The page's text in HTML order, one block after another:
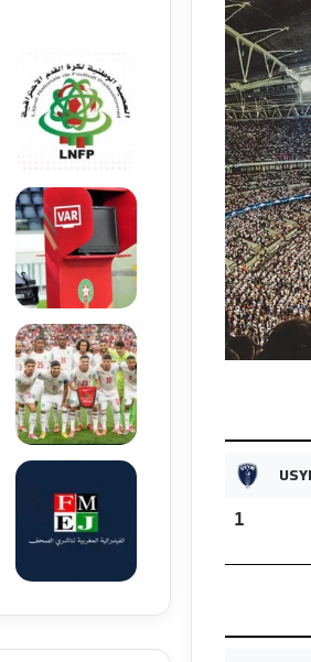
1